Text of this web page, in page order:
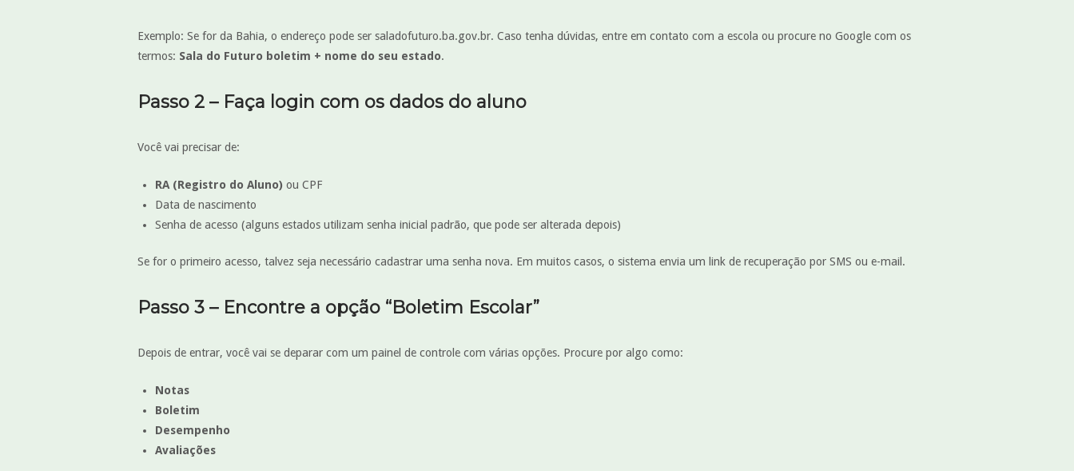
Exemplo: Se for da Bahia, o endereço pode ser saladofuturo.ba.gov.br. Caso tenha dúvidas, entre em contato com a escola ou procure no Google com os
termos: Sala do Futuro boletim + nome do seu estado.
Passo 2 – Faça login com os dados do aluno
Você vai precisar de:
RA (Registro do Aluno) ou CPF
Data de nascimento
Senha de acesso (alguns estados utilizam senha inicial padrão, que pode ser alterada depois)
Se for o primeiro acesso, talvez seja necessário cadastrar uma senha nova. Em muitos casos, o sistema envia um link de recuperação por SMS ou e-mail.
Passo 3 – Encontre a opção “Boletim Escolar”
Depois de entrar, você vai se deparar com um painel de controle com várias opções. Procure por algo como:
Notas
Boletim
Desempenho
Avaliações